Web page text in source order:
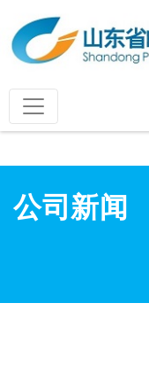
公司新闻